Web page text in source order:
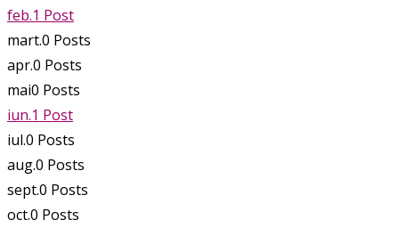
feb.1 Post
mart.0 Posts
apr.0 Posts
mai0 Posts
iun.1 Post
iul.0 Posts
aug.0 Posts
sept.0 Posts
oct.0 Posts